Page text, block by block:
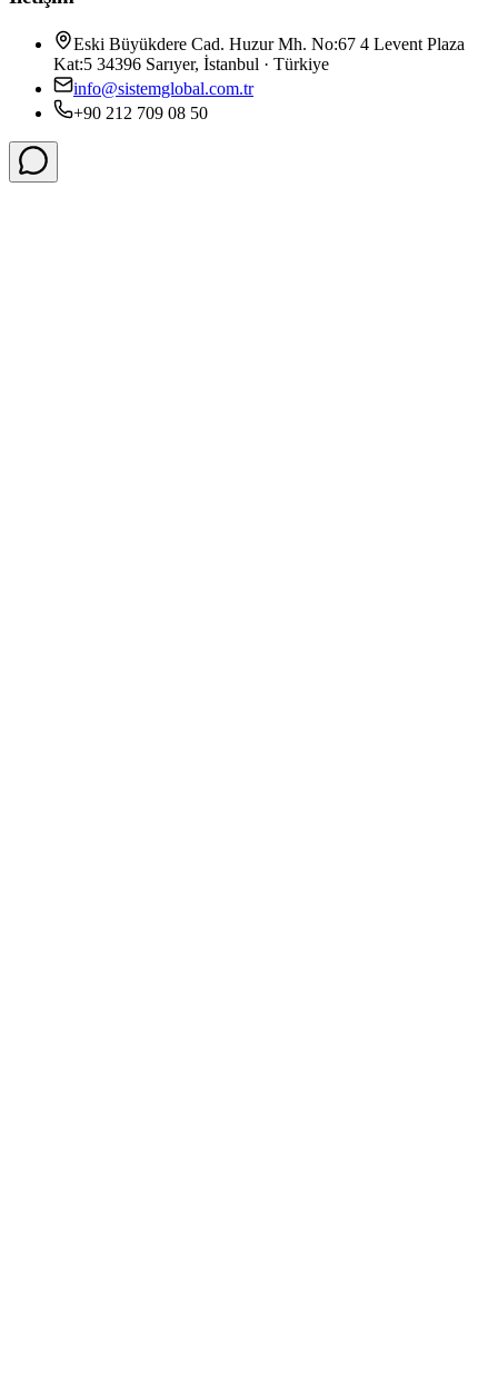
Eski Büyükdere Cad. Huzur Mh. No:67 4 Levent Plaza
Kat:5 34396 Sarıyer, İstanbul · Türkiye
info@sistemglobal.com.tr
+90 212 709 08 50